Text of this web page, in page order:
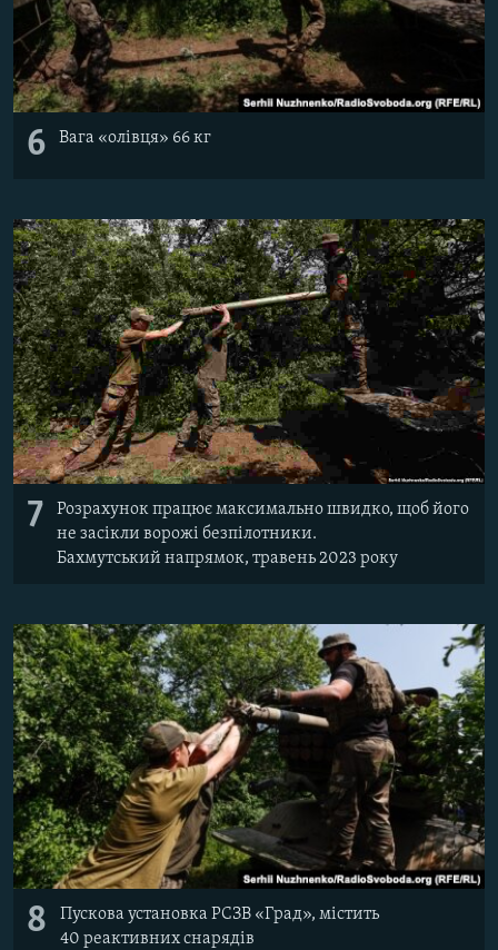
6 Вага «олівця» 66 кг
7
Розрахунок працює максимально швидко, щоб його
не засікли ворожі безпілотники.
Бахмутський напрямок, травень 2023 року
8
Пускова установка РСЗВ «Град», містить
40 реактивних снарядів